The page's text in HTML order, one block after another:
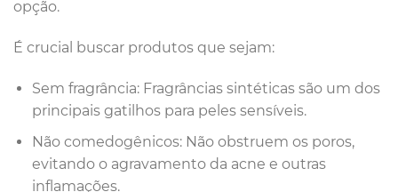
opção.
É crucial buscar produtos que sejam:
Sem fragrância: Fragrâncias sintéticas são um dos
principais gatilhos para peles sensíveis.
Não comedogênicos: Não obstruem os poros,
evitando o agravamento da acne e outras
inflamações.